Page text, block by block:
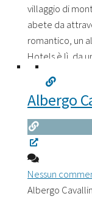
villaggio di
abete da
romantico, un
Hotels è lì, da
sentieri, le
Albergo
Nessun
Albergo